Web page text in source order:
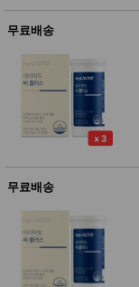
장품
미용제
품
전
계절/생
건강가
전
기브랜
드
조리용
품
품
무료배송
무료배송